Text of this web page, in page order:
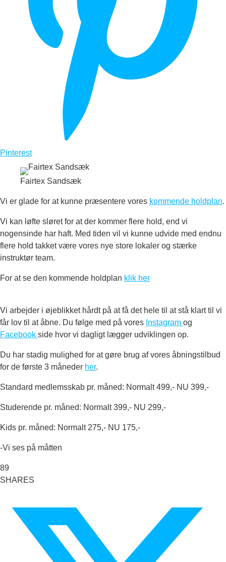
Pinterest
Fairtex Sandsæk
Vi er glade for at kunne præsentere vores kommende holdplan.
Vi kan løfte sløret for at der kommer flere hold, end vi
nogensinde har haft. Med tiden vil vi kunne udvide med endnu
flere hold takket være vores nye store lokaler og stærke
instruktør team.
For at se den kommende holdplan klik her
Vi arbejder i øjeblikket hårdt på at få det hele til at stå klart til vi
får lov til at åbne. Du følge med på vores Instagram og
Facebook side hvor vi dagligt lægger udviklingen op.
Du har stadig mulighed for at gøre brug af vores åbningstilbud
for de første 3 måneder her.
Standard medlemsskab pr. måned: Normalt 499,- NU 399,-
Studerende pr. måned: Normalt 399,- NU 299,-
Kids pr. måned: Normalt 275,- NU 175,-
-Vi ses på måtten
89
SHARES